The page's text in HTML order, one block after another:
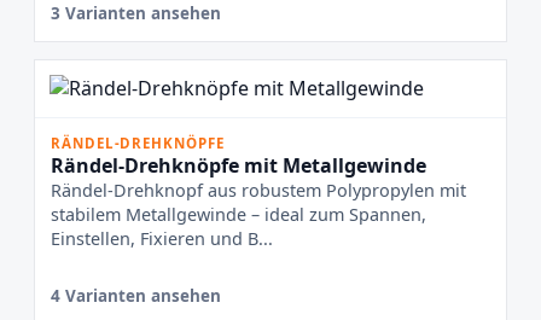
3 Varianten ansehen
RÄNDEL-DREHKNÖPFE
Rändel-Drehknöpfe mit Metallgewinde
Rändel-Drehknopf aus robustem Polypropylen mit
stabilem Metallgewinde – ideal zum Spannen,
Einstellen, Fixieren und B...
4 Varianten ansehen